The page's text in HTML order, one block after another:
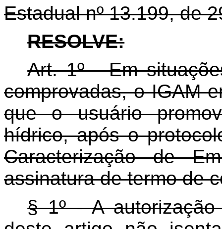
Estadual nº 13.199, de
RESOLVE:
Art. 1º - Em
comprovadas, o IGAM
que o usuário
hídrico, após o
Caracterização de
assinatura de termo de
§ 1º - A